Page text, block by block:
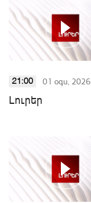
21:00 01 օգս, 2026
Լուրեր